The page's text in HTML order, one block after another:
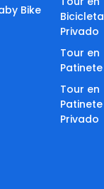
Bike
Bicicleta
Privado
Tour en
Patinete
Tour en
Patinete
Privado